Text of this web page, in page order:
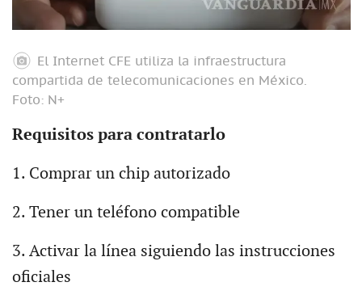
El Internet CFE utiliza la infraestructura
compartida de telecomunicaciones en México.
Foto: N+
Requisitos para contratarlo
1. Comprar un chip autorizado
2. Tener un teléfono compatible
3. Activar la línea siguiendo las instrucciones
oficiales